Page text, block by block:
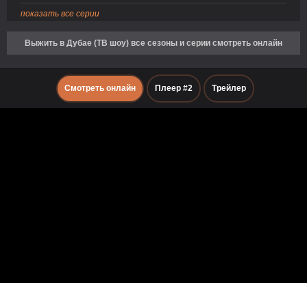
показать все серии
Выжить в Дубае (ТВ шоу) все сезоны и серии смотреть онлайн
Смотреть онлайн Плеер #2 Трейлер